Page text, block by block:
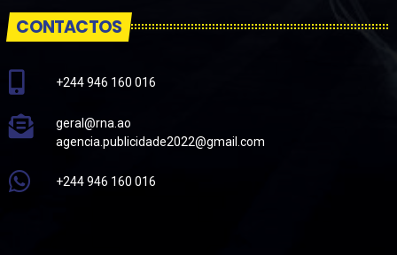
CONTACTOS
+244 946 160 016
geral@rna.ao
agencia.publicidade2022@gmail.com
+244 946 160 016